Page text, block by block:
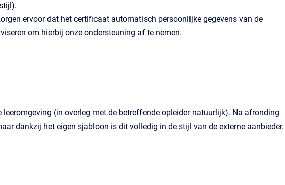
ervoor dat het certificaat automatisch persoonlijke gegevens van de
om hierbij onze ondersteuning af te nemen.
(in overleg met de betreffende opleider natuurlijk). Na afronding
dankzij het eigen sjabloon is dit volledig in de stijl van de externe aanbieder.